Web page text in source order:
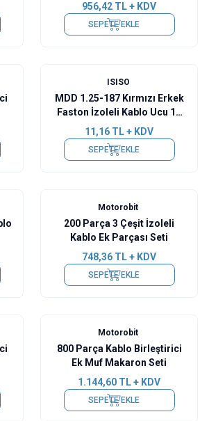
956,42 TL + KDV
SEPETE EKLE
ISISO
MDD 1.25-187 Kırmızı Erkek
Faston İzoleli Kablo Ucu 10
Adet
11,16 TL + KDV
SEPETE EKLE
Motorobit
200 Parça 3 Çeşit İzoleli
Kablo Ek Parçası Seti
748,36 TL + KDV
SEPETE EKLE
Motorobit
800 Parça Kablo Birleştirici
Ek Muf Makaron Seti
1.144,60 TL + KDV
SEPETE EKLE